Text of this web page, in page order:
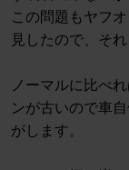
この問題もヤフ
見したので、そ
ノーマルに比べ
ンが古いので車
がします。